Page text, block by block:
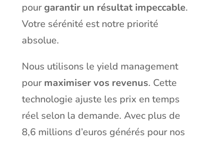
pourgarantir un résultat impeccable.
Votre sérénité est notre priorité
absolue.
Nous utilisons le yield management
pour maximiser vos revenus. Cette
technologie ajuste les prix en temps
réel selon la demande. Avec plus de
8,6 millions d’euros générés pour nos